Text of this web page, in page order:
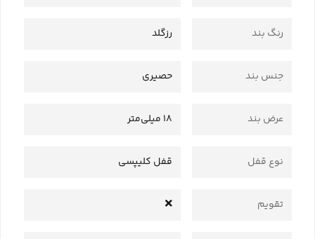
رنگ بند رزگلد
جنس بند حصیری
عرض بند 18 میلی‌متر
نوع قفل قفل کلیپسی
تقویم